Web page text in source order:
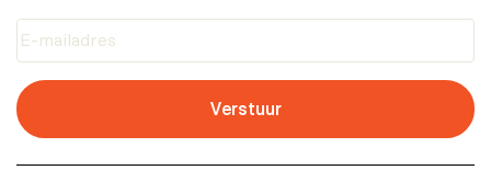
Verstuur